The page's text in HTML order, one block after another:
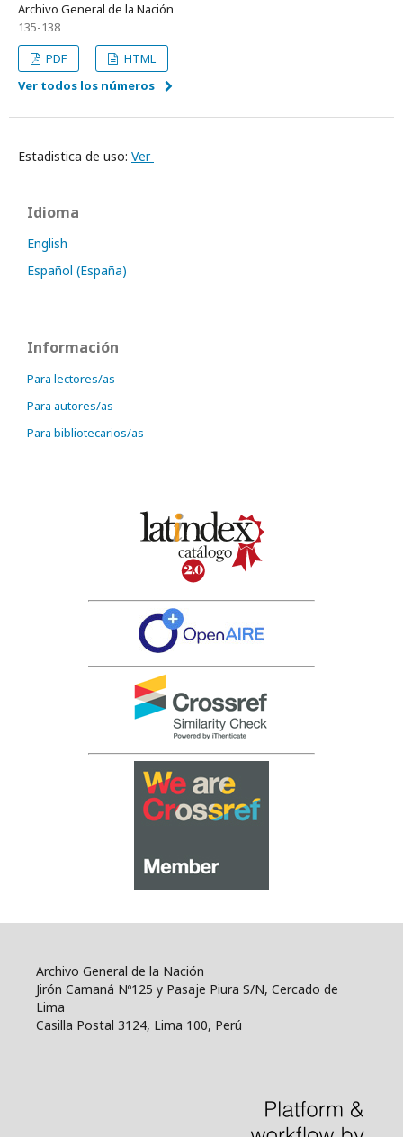
Archivo General de la Nación
135-138
PDF
HTML
Ver todos los números
Estadistica de uso: Ver
Idioma
English
Español (España)
Información
Para lectores/as
Para autores/as
Para bibliotecarios/as
Archivo General de la Nación
Jirón Camaná Nº125 y Pasaje Piura S/N, Cercado de
Lima
Casilla Postal 3124, Lima 100, Perú